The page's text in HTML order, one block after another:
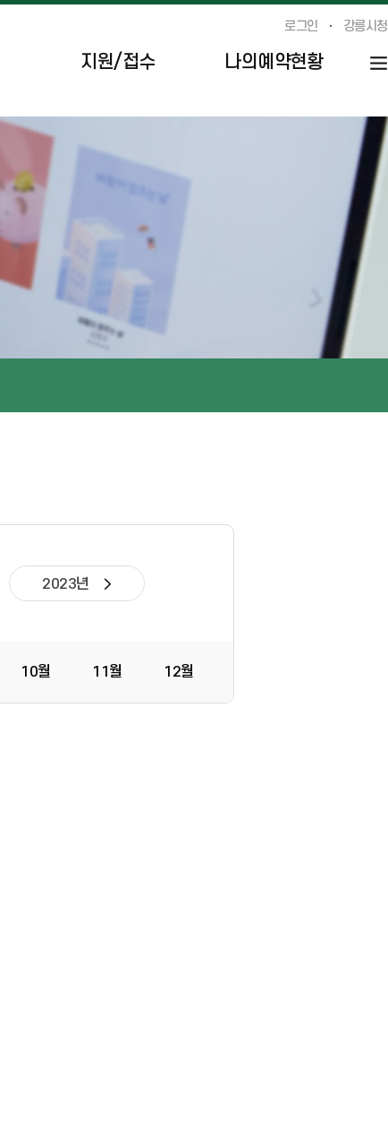
로그인 강릉시청
지원/접수 나의예약현황
2023년
10월 11월 12월